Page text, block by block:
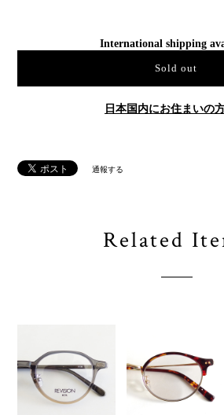
International shipping
Sold out
日本国内にお住まいの
通報する
Related